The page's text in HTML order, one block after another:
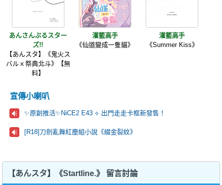
あんさんぶるスター
ズ!!
【あんスタ】《鬼火ス
バルｘ祭典北斗》【無
料】
灌籃高手
《仙道變成一隻貓》
灌籃高手
《Summer Kiss》
宣傳小喇叭
✨原創推活✨NiCE2 E43 ⟡ 出門走走卡框新發售！
[R18]刀劍亂舞紅塵組小說《綴金裂紋》
【あんスタ】《Startline.》 留言討論